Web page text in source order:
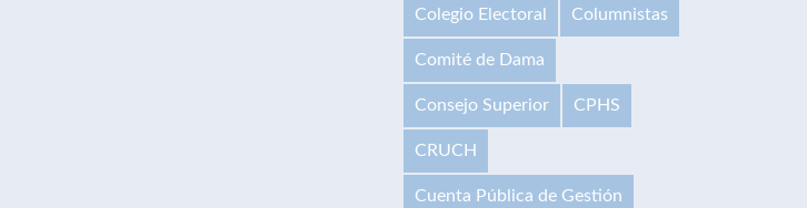
Colegio Electoral Columnistas
Comité de Dama
Consejo Superior CPHS
CRUCH
Cuenta Pública de Gestión